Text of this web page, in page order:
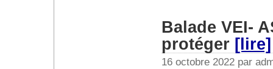
Balade VEI-
protéger [lire]
16 octobre 2022 par